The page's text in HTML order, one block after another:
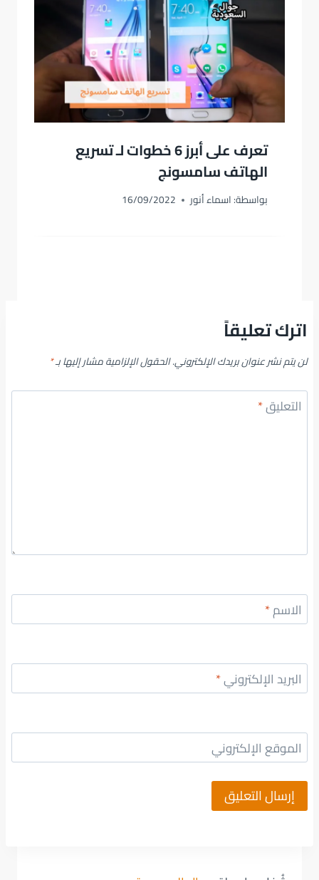
تعرف على أبرز 6 خطوات لـ تسريع
الهاتف سامسونج
بواسطة:اسماء أنور 16/09/2022
اترك تعليقاً
لن يتم نشر عنوان بريدك الإلكتروني.الحقول الإلزامية مشار إليها بـ*
التعليق*
الاسم*
البريد الإلكتروني*
الموقع الإلكتروني